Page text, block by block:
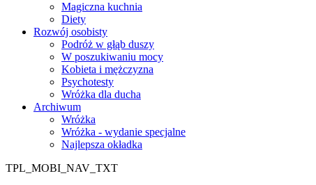
Magiczna kuchnia
Diety
Rozwój osobisty
Podróż w głąb duszy
W poszukiwaniu mocy
Kobieta i mężczyzna
Psychotesty
Wróżka dla ducha
Archiwum
Wróżka
Wróżka - wydanie specjalne
Najlepsza okładka
TPL_MOBI_NAV_TXT